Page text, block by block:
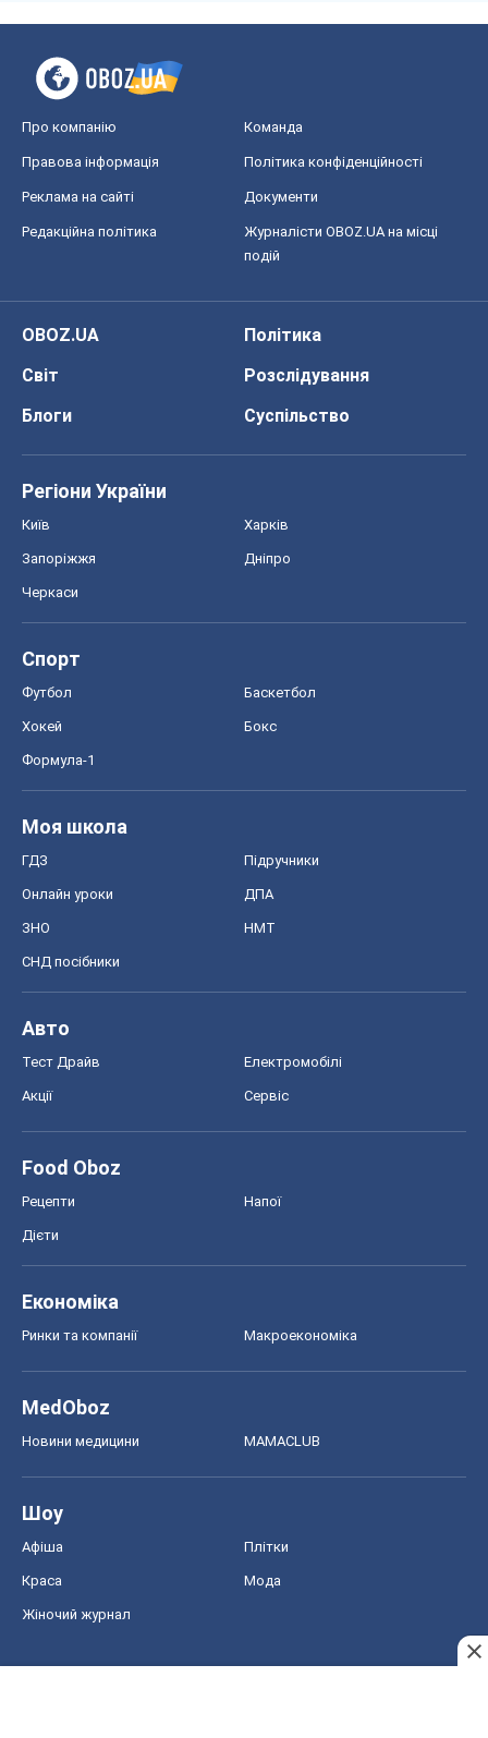
Про компанію Команда
Правова інформація Політика конфіденційності
Реклама на сайті Документи
Редакційна політика
Журналісти OBOZ.UA на місці
подій
OBOZ.UA
Політика
Світ
Розслідування
Блоги
Суспільство
Регіони України
Київ Харків
Запоріжжя Дніпро
Черкаси
Спорт
Футбол Баскетбол
Хокей Бокс
Формула-1
Моя школа
ГДЗ Підручники
Онлайн уроки ДПА
ЗНО НМТ
СНД посібники
Авто
Тест Драйв Електромобілі
Акції Сервіс
Food Oboz
Рецепти Напої
Дієти
Економіка
Ринки та компанії Макроекономіка
MedOboz
Новини медицини MAMACLUB
Шоу
Афіша Плітки
Краса Мода
Жіночий журнал